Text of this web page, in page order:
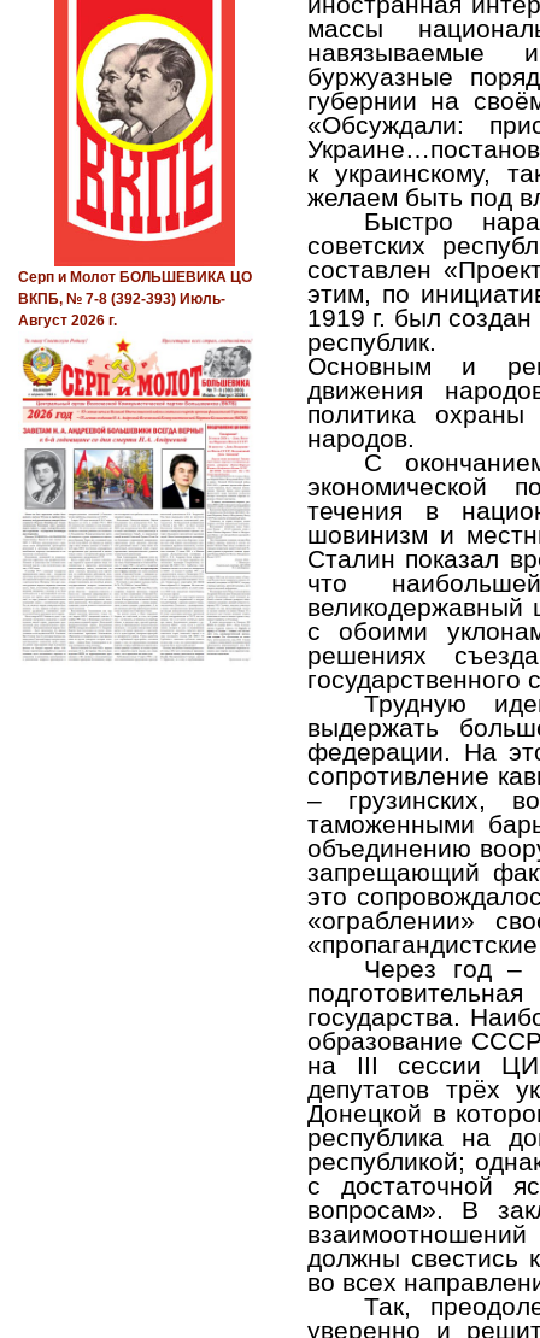
массы
навязываемые
буржуазные
губернии на
«Обсуждали:
к украинскому,
желаем быть под
Быстро
советских
составлен
этим, по
1919 г. был
республик.
Основным и
движения
политика охраны
народов.
С
экономической
течения в
шовинизм и
Сталин показал
что
великодержавный
с обоими
решениях
государственного
Трудную
выдержать
федерации. На
сопротивление
– грузинских,
таможенными
объединению
запрещающий
это
«ограблении»
Через год –
государства.
образование СССР
на III сессии
депутатов трёх
Донецкой в
республика на
республикой;
с достаточной
вопросам». В
должны свестись
во всех
Так,
уверенно и
Серп и Молот БОЛЬШЕВИКА ЦО
ВКПБ, № 7-8 (392-393) Июль-
Август 2026 г.